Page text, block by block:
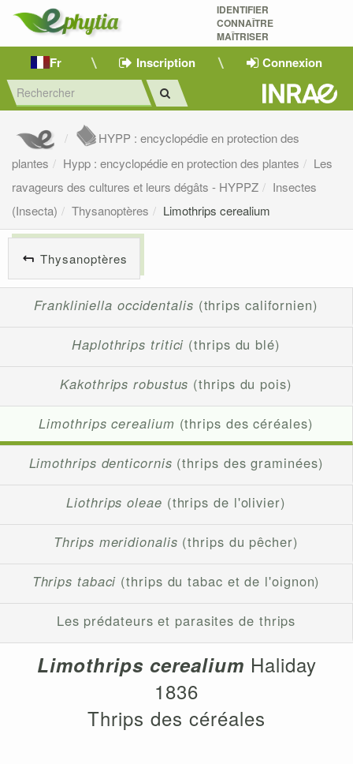
IDENTIFIER
CONNAÎTRE
MAÎTRISER
Fr Inscription Connexion
HYPP : encyclopédie en protection des
plantes
Hypp : encyclopédie en protection des plantes
Les
ravageurs des cultures et leurs dégâts - HYPPZ
Insectes
(Insecta)
Thysanoptères Limothrips cerealium
Thysanoptères
Frankliniella occidentalis (thrips californien)
Haplothrips tritici (thrips du blé)
Kakothrips robustus (thrips du pois)
Limothrips cerealium (thrips des céréales)
Limothrips denticornis (thrips des graminées)
Liothrips oleae (thrips de l'olivier)
Thrips meridionalis (thrips du pêcher)
Thrips tabaci (thrips du tabac et de l'oignon)
Les prédateurs et parasites de thrips
Limothrips cerealium Haliday
1836
Thrips des céréales